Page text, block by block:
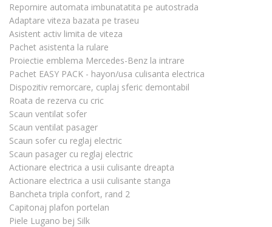
Repornire automata imbunatatita pe autostrada
Adaptare viteza bazata pe traseu
Asistent activ limita de viteza
Pachet asistenta la rulare
Proiectie emblema Mercedes-Benz la intrare
Pachet EASY PACK - hayon/usa culisanta electrica
Dispozitiv remorcare, cuplaj sferic demontabil
Roata de rezerva cu cric
Scaun ventilat sofer
Scaun ventilat pasager
Scaun sofer cu reglaj electric
Scaun pasager cu reglaj electric
Actionare electrica a usii culisante dreapta
Actionare electrica a usii culisante stanga
Bancheta tripla confort, rand 2
Capitonaj plafon portelan
Piele Lugano bej Silk